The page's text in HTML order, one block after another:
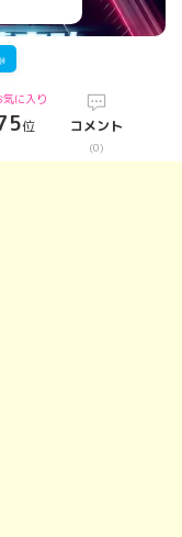
気に入り
位 コメント
(0)